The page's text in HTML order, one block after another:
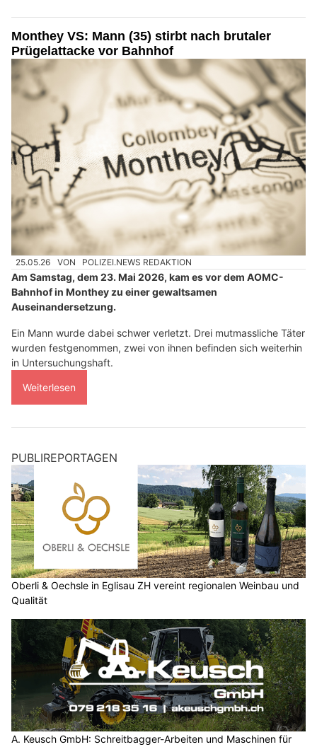
Monthey VS: Mann (35) stirbt nach brutaler
Prügelattacke vor Bahnhof
25.05.26 VON POLIZEI.NEWS REDAKTION
Am Samstag, dem 23. Mai 2026, kam es vor dem AOMC-
Bahnhof in Monthey zu einer gewaltsamen
Auseinandersetzung.
Ein Mann wurde dabei schwer verletzt. Drei mutmassliche Täter
wurden festgenommen, zwei von ihnen befinden sich weiterhin
in Untersuchungshaft.
Weiterlesen
PUBLIREPORTAGEN
Oberli & Oechsle in Eglisau ZH vereint regionalen Weinbau und
Qualität
A. Keusch GmbH: Schreitbagger-Arbeiten und Maschinen für